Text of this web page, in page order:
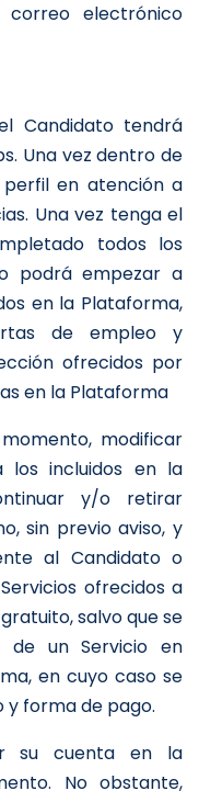
electrónico
Candidato tendrá
Una vez dentro de
en atención a
Una vez tenga el
todos los
podrá empezar a
en la Plataforma,
de empleo y
ofrecidos por
en la Plataforma
modificar
los incluidos en la
y/o retirar
sin previo aviso, y
al Candidato o
ofrecidos a
salvo que se
de un Servicio en
en cuyo caso se
y forma de pago.
su cuenta en la
No obstante,